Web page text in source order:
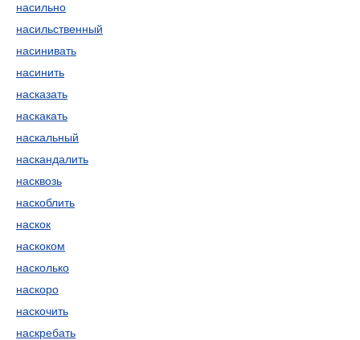
насильно
насильственный
насинивать
насинить
насказать
наскакать
наскальный
наскандалить
насквозь
наскоблить
наскок
наскоком
насколько
наскоро
наскочить
наскребать